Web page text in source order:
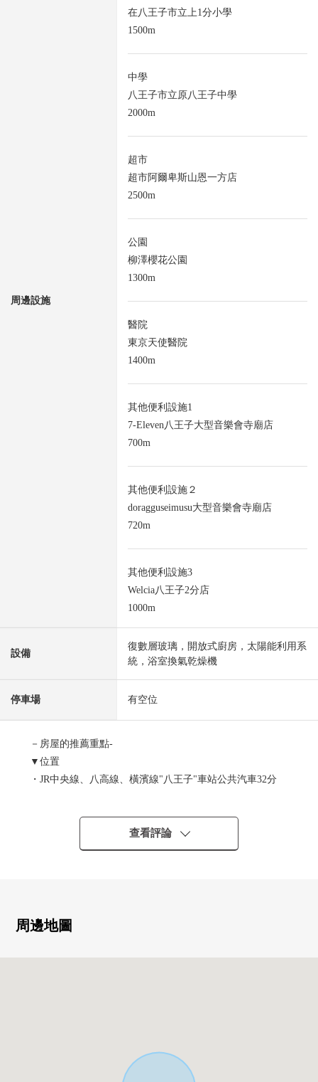
周邊設施
在八王子市立上1分小學
1500m
中學
八王子市立原八王子中學
2000m
超市
超市阿爾卑斯山恩一方店
2500m
公園
柳澤櫻花公園
1300m
醫院
東京天使醫院
1400m
其他便利設施1
7-Eleven八王子大型音樂會寺廟店
700m
其他便利設施２
doragguseimusu大型音樂會寺廟店
720m
其他便利設施3
Welcia八王子2分店
1000m
設備
復數層玻璃，開放式廚房，太陽能利用系
統，浴室換氣乾燥機
停車場 有空位
－房屋的推薦重點-
▼位置
・JR中央線、八高線、橫濱線"八王子"車站公共汽車32分
"神戶會館入口"停徒歩8分
▼建築物的特徴
・ 一邊烹調，一邊會話能享用的開放式廚房
查看評論
周邊地圖